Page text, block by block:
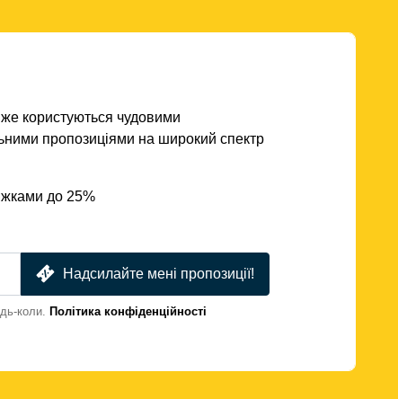
користуються чудовими
пропозиціями на широкий спектр
до 25%
Надсилайте мені пропозиції!
коли. Політика конфіденційності